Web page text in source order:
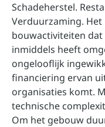
Schadeherstel.
Verduurzaming.
bouwactiviteiten
inmiddels heeft
ongelooflijk
financiering ervan
organisaties komt.
technische
Om het gebouw